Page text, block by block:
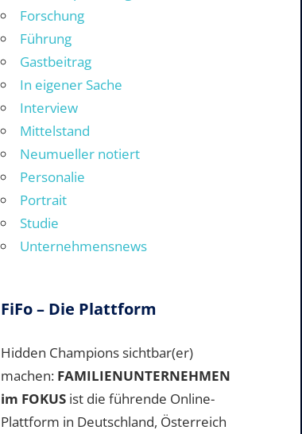
Forschung
Führung
Gastbeitrag
In eigener Sache
Interview
Mittelstand
Neumueller notiert
Personalie
Portrait
Studie
Unternehmensnews
FiFo – Die Plattform
Hidden Champions sichtbar(er)
machen: FAMILIENUNTERNEHMEN
im FOKUS ist die führende Online-
Plattform in Deutschland, Österreich